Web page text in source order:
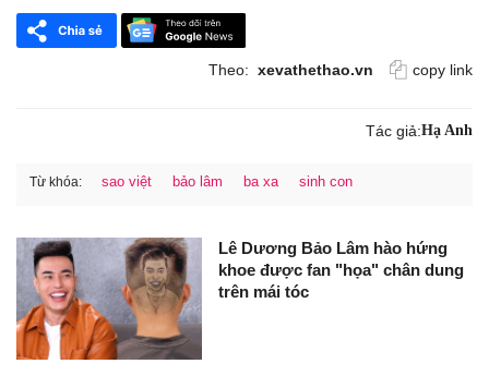
Theo: xevathethao.vn copy link
Tác giả:Hạ Anh
Từ khóa: sao việt bảo lâm ba xa sinh con
Lê Dương Bảo Lâm hào hứng
khoe được fan "họa" chân dung
trên mái tóc